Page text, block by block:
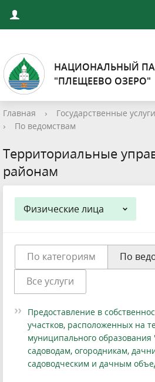
НАЦИОНАЛЬНЫЙ
"ПЛЕЩЕЕВО ОЗЕРО"
Главная › Государственные услуги
›
По ведомствам
Территориальные
районам
Физические лица
По категориям
По
Все услуги
Предоставление в
участков, расположенных на
муниципального образования
садоводам, огородникам,
садоводческим и дачным